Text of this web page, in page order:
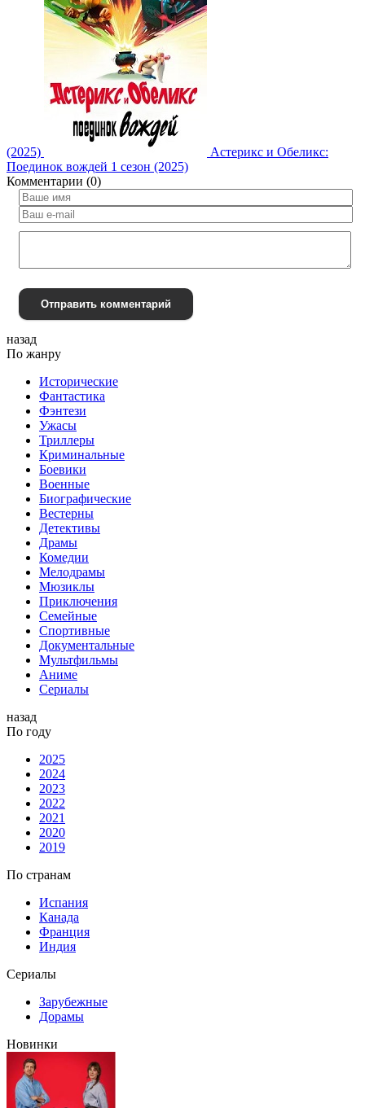
(2025)
Астерикс и Обеликс:
Поединок вождей 1 сезон (2025)
Комментарии (0)
Отправить комментарий
назад
По жанру
Исторические
Фантастика
Фэнтези
Ужасы
Триллеры
Криминальные
Боевики
Военные
Биографические
Вестерны
Детективы
Драмы
Комедии
Мелодрамы
Мюзиклы
Приключения
Семейные
Спортивные
Документальные
Мультфильмы
Аниме
Сериалы
назад
По году
2025
2024
2023
2022
2021
2020
2019
По странам
Испания
Канада
Франция
Индия
Сериалы
Зарубежные
Дорамы
Новинки